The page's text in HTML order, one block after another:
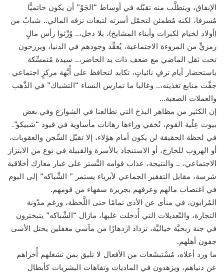
الإنفاق، ويتطلَّب منه تقبّله في أوساط “الجَوْ” أن يكون حاتميًّا
مُسرفا، لكنه مُطمئن لتحمّل أسرته لتبعات نزقه المالي.. شبابٌ من
(أولاد لخيام لكبرات وأبناء المشايخ)، بلا دخل،.. وُرِّثوا رأس مالٍ
رمزيٍّ من المروءة الاجتماعية، يُعقِّد وجودهم في الدنيا، ويرزحون
تحت ثقل الماضي مع ضعف ذات يد الحاضر،.. سيدة مُتمسِّكة
باستحضار أيام ترفٍ نائياتٍ، تكابد لتحافظ على أُبَّهة مركزٍ اجتماعي
جفَّت منابع تغذيته،.. وغالبا ما تمارس النساء “التشباك” في الذَّهب
والعملات الصعبة…
إن الكثير من مظاهر البذخ التي تطالعنا في الشوارع وفي بعض
بيوت عِلْية القوم، تُخفي وراءها رهانات مأساوية في قيود “شبيكو”.
في لحظة الحقيقة لن يكون أمام هؤلاء، إلا تقبّل السِّجن والعقوبات،
أو الهروب للخارج، أو الاستنجاد بالأسرة والقبيلة في نوع من الابتزاز
الاجتماعي، .. والنتيجة، عذاب قوامه التَّستر على غبار معارك أخلاقية
شرسة، مقابل التفقير الجماعي لأبرياء يستمر ” الشَّباكه” إلى اليوم
في اغتصاب مالهم وعرقهم بجريرة سفهاء من قومهم.
المُرابون، في منأى عن الأذى تمامًا حتى اللَّحظة، ورغم مدّونة
التجارة، والتّعديلات التي أُدخلت عليها، مازال “الشَّباكه” يتبخترون
في جنة ربحيَّة خياليَّة، تزداد ازدهارًا من مآسي مغفلين يحتل الأسى
جفون أهلهم.
ما ورد أعلاه، مُسْتبشَعات من الأفعال لا تليق بمن تشغلهم أُخراهم
عن دنياهم، ويزهدون في الماديات وتفاهات البشريات كأبطال